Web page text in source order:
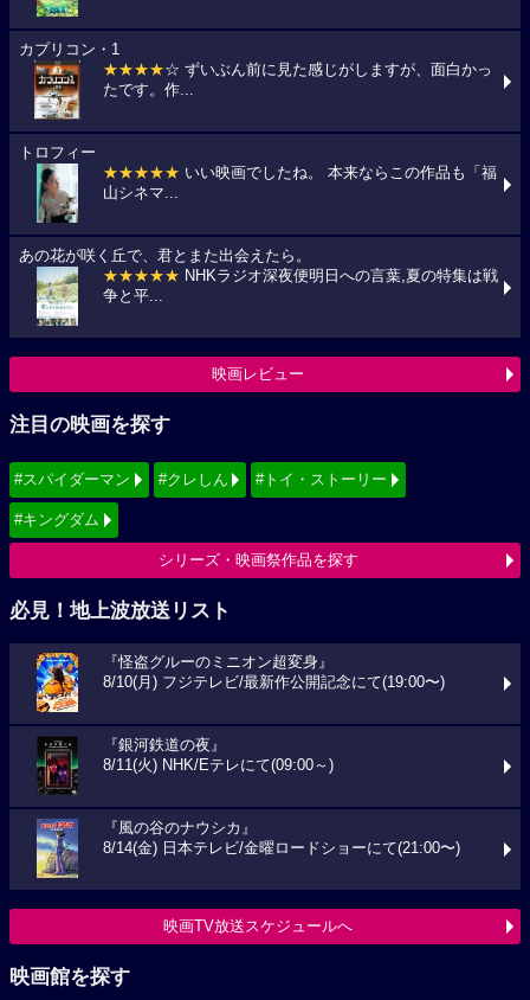
カプリコン・1
★★★★☆ ずいぶん前に見た感じがしますが、面白かっ
たです。作...
トロフィー
★★★★★ いい映画でしたね。 本来ならこの作品も「福
山シネマ...
あの花が咲く丘で、君とまた出会えたら。
★★★★★ NHKラジオ深夜便明日への言葉,夏の特集は戦
争と平...
映画レビュー
注目の映画を探す
#スパイダーマン #クレしん #トイ・ストーリー
#キングダム
シリーズ・映画祭作品を探す
必見！地上波放送リスト
『怪盗グルーのミニオン超変身』
8/10(月) フジテレビ/最新作公開記念にて(19:00〜)
『銀河鉄道の夜』
8/11(火) NHK/Eテレにて(09:00～)
『風の谷のナウシカ』
8/14(金) 日本テレビ/金曜ロードショーにて(21:00〜)
映画TV放送スケジュールへ
映画館を探す